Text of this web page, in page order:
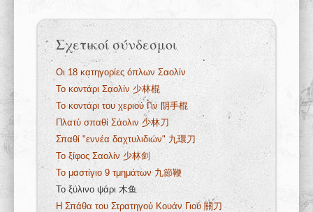
Σχετικοί σύνδεσμοι
Οι 18 κατηγορίες όπλων Σαολίν
Το κοντάρι Σαολίν 少林棍
Το κοντάρι του χεριού Γιν 阴手棍
Πλατύ σπαθί Σάολιν 少林刀
Σπαθί "εννέα δαχτυλιδιών" 九環刀
Το ξίφος Σαολίν 少林剑
Το μαστίγιο 9 τμημάτων 九節鞭
Το ξύλινο ψάρι 木鱼
Η Σπάθα του Στρατηγού Κουάν Γιού 關刀